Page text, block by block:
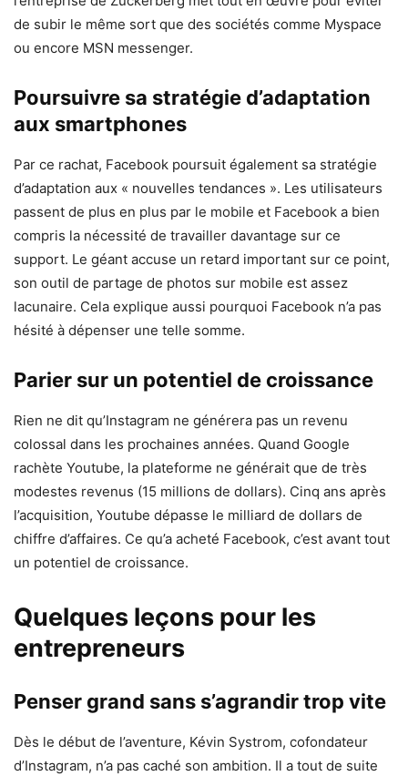
de subir le même sort que des sociétés comme Myspace
ou encore MSN messenger.
Poursuivre sa stratégie d’adaptation
aux smartphones
Par ce rachat, Facebook poursuit également sa stratégie
d’adaptation aux « nouvelles tendances ». Les utilisateurs
passent de plus en plus par le mobile et Facebook a bien
compris la nécessité de travailler davantage sur ce
support. Le géant accuse un retard important sur ce point,
son outil de partage de photos sur mobile est assez
lacunaire. Cela explique aussi pourquoi Facebook n’a pas
hésité à dépenser une telle somme.
Parier sur un potentiel de croissance
Rien ne dit qu’Instagram ne générera pas un revenu
colossal dans les prochaines années. Quand Google
rachète Youtube, la plateforme ne générait que de très
modestes revenus (15 millions de dollars). Cinq ans après
l’acquisition, Youtube dépasse le milliard de dollars de
chiffre d’affaires. Ce qu’a acheté Facebook, c’est avant tout
un potentiel de croissance.
Quelques leçons pour les
entrepreneurs
Penser grand sans s’agrandir trop vite
Dès le début de l’aventure, Kévin Systrom, cofondateur
d’Instagram, n’a pas caché son ambition. Il a tout de suite